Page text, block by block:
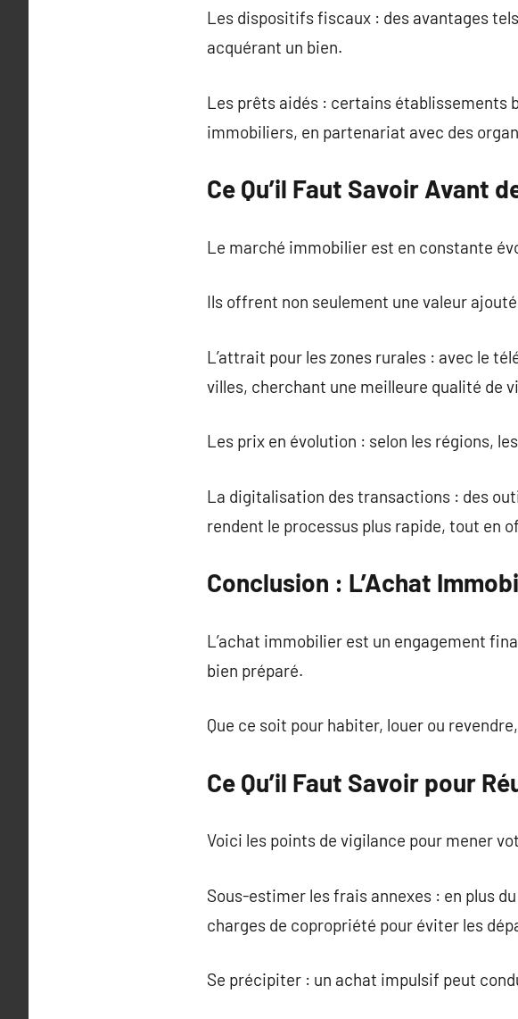
Les dispositifs fiscaux : des avantages
acquérant un bien.
Les prêts aidés : certains établissements
immobiliers, en partenariat avec des
Ce Qu’il Faut Savoir Avant
Le marché immobilier est en constante
Ils offrent non seulement une valeur
L’attrait pour les zones rurales : avec le
villes, cherchant une meilleure qualité de
Les prix en évolution : selon les régions,
La digitalisation des transactions : des
rendent le processus plus rapide, tout en
Conclusion : L’Achat
L’achat immobilier est un engagement
bien préparé.
Que ce soit pour habiter, louer ou
Ce Qu’il Faut Savoir pour
Voici les points de vigilance pour mener
Sous-estimer les frais annexes : en plus
charges de copropriété pour éviter les
Se précipiter : un achat impulsif peut